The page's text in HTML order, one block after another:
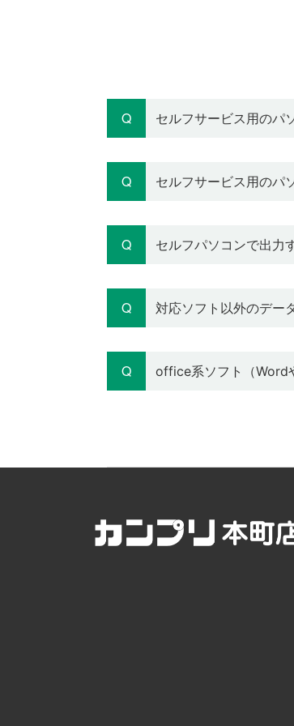
セルフサービス用のパ
セルフサービス用のパ
セルフパソコンで出力
対応ソフト以外のデー
office系ソフト（Word